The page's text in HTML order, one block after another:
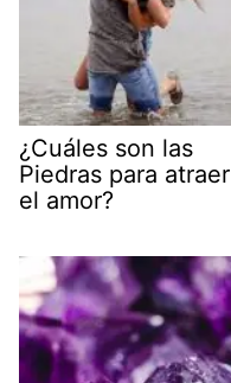
¿Cuáles son las
Piedras para atraer
el amor?